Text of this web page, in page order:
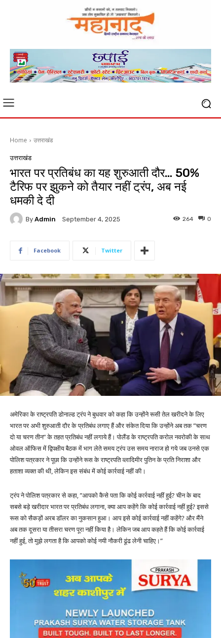
Home उत्तराखंड
उत्तराखंड
भारत पर प्रतिबंध का यह शुरुआती दौर… 50%
टैरिफ पर झुकने को तैयार नहीं ट्रंप, अब नई
धमकी दे दी
By Admin September 4, 2025 0
264
Facebook Twitter
अमेरिका के राष्ट्रपति डोनाल्ड ट्रंप ने बुधवार को कहा कि उन्होंने रूसी तेल खरीदने के लिए
भारत पर अभी शुरुआती दौर के प्रतिबंध लगाए हैं और संकेत दिया कि उन्होंने अब तक ”चरण
दो या चरण तीन” के तहत प्रतिबंध नहीं लगाये हैं। पोलैंड के राष्ट्रपति करोल नवरोकी के साथ
ओवल ऑफिस में द्विपक्षीय बैठक में भाग लेते समय ट्रंप उस समय नाराज हो गये जब उनसे एक
पोलिश पत्रकार ने पूछा कि उन्होंने रूस के राष्ट्रपति व्लादिमीर पुतिन के प्रति निराशा और
हताशा व्यक्त की थी, लेकिन इस संबंध में कोई कार्रवाई नहीं की।
ट्रंप ने पोलिश पत्रकार से कहा, ”आपको कैसे पता कि कोई कार्रवाई नहीं हुई? चीन के बाद
सबसे बड़े खरीदार भारत पर प्रतिबंध लगाना, क्या आप कहेंगे कि कोई कार्रवाई नहीं हुई? इससे
रूस को सैकड़ों अरब डॉलर का नुकसान हुआ। आप इसे कोई कार्रवाई नहीं कहेंगे? और मैंने
अब तक दूसरा या तीसरा चरण पूरा नहीं किया है। लेकिन जब आप कहते हैं कि कोई कार्रवाई
नहीं हुई, तो मुझे लगता है कि आपको कोई नयी नौकरी ढूंढ लेनी चाहिए।”